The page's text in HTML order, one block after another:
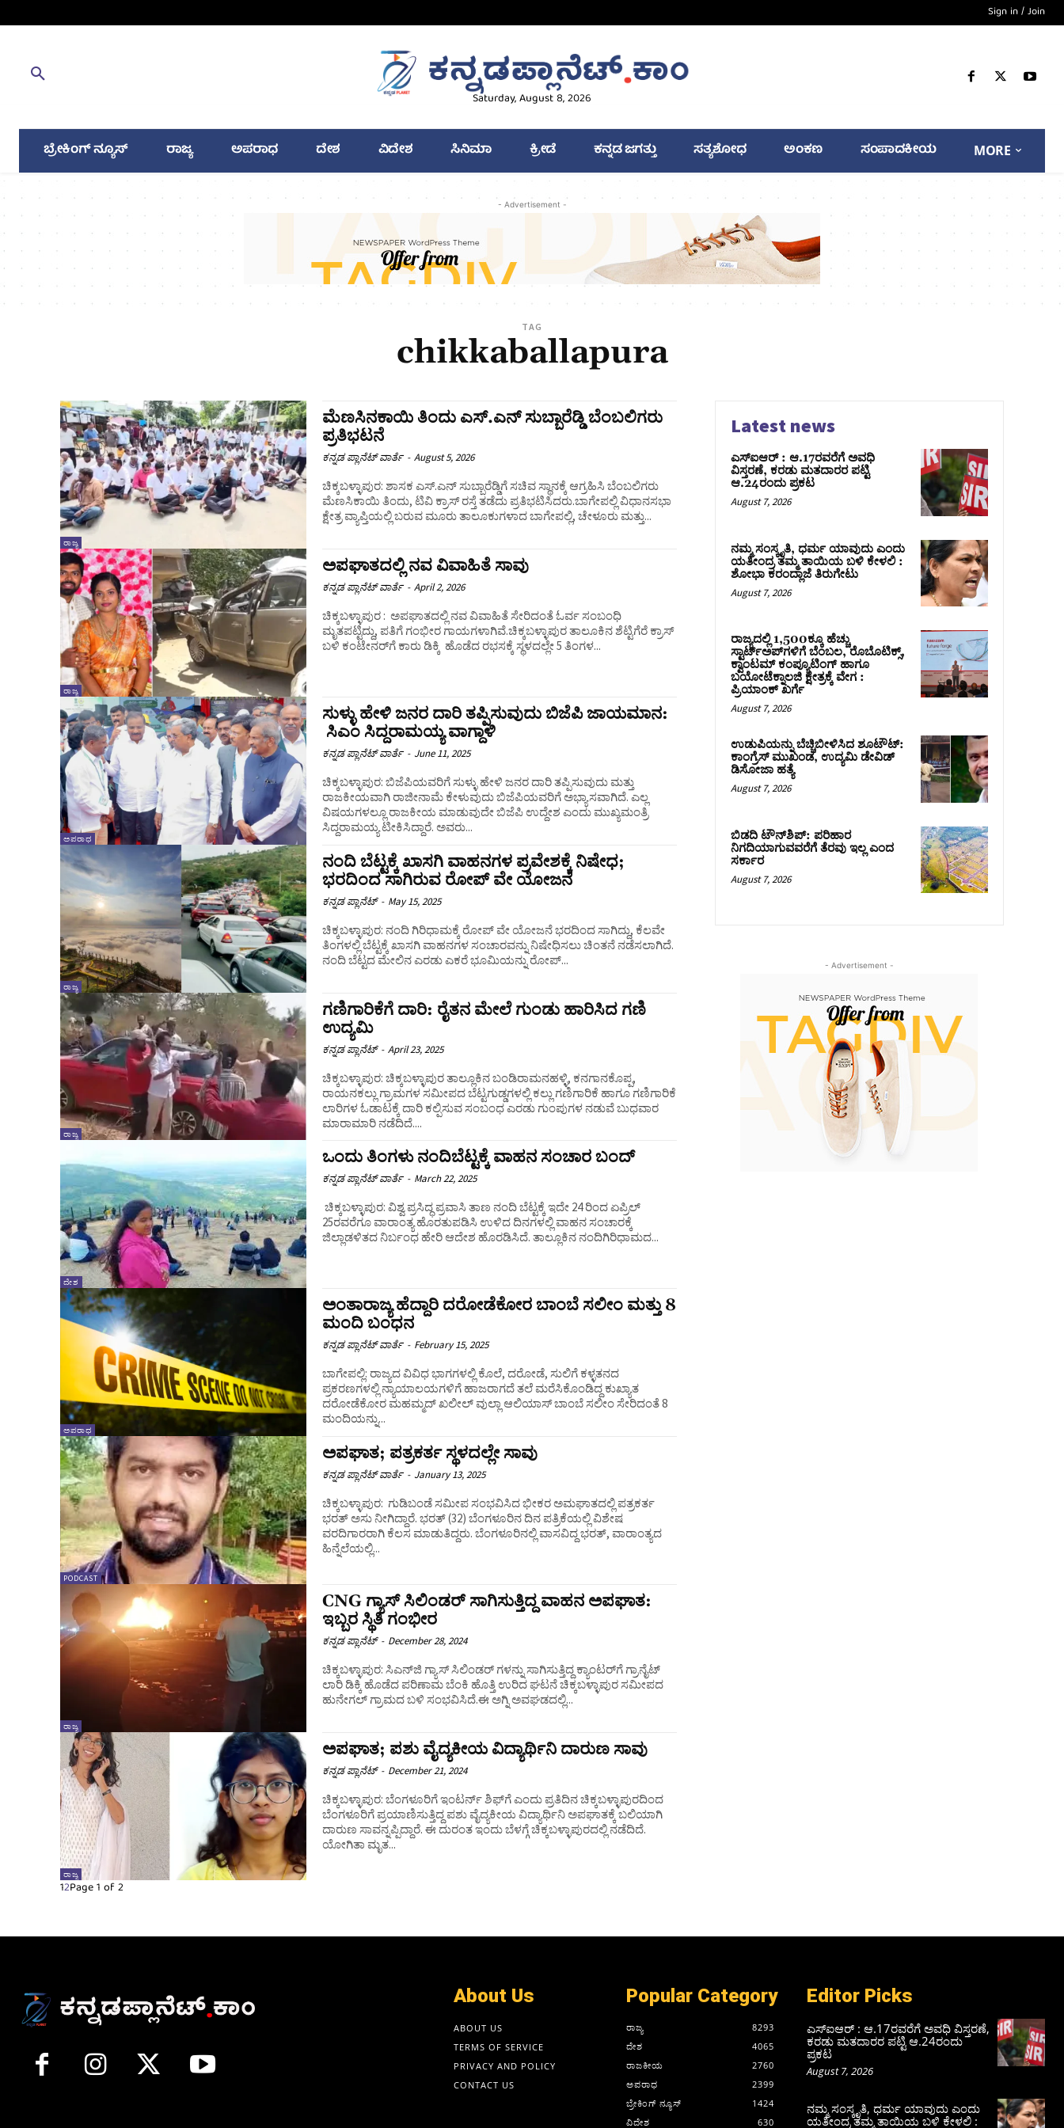
Sign in / Join
Saturday, August 8, 2026
ಬ್ರೇಕಿಂಗ್ ನ್ಯೂಸ್ ರಾಜ್ಯ ಅಪರಾಧ ದೇಶ ವಿದೇಶ ಸಿನಿಮಾ ಕ್ರೀಡೆ ಕನ್ನಡ ಜಗತ್ತು ಸತ್ಯಶೋಧ ಅಂಕಣ ಸಂಪಾದಕೀಯ MORE
- Advertisement -
TAG
chikkaballapura
ರಾಜ್ಯ
ಮೆಣಸಿನಕಾಯಿ ತಿಂದು ಎಸ್.ಎನ್ ಸುಬ್ಬಾರೆಡ್ಡಿ ಬೆಂಬಲಿಗರು
ಪ್ರತಿಭಟನೆ
ಕನ್ನಡ ಪ್ಲಾನೆಟ್ ವಾರ್ತೆ - August 5, 2026
ಚಿಕ್ಕಬಳ್ಳಾಪುರ: ಶಾಸಕ ಎಸ್.ಎನ್ ಸುಬ್ಬಾರೆಡ್ಡಿಗೆ ಸಚಿವ ಸ್ಥಾನಕ್ಕೆ ಆಗ್ರಹಿಸಿ ಬೆಂಬಲಿಗರು
ಮೆಣಸಿಕಾಯಿ ತಿಂದು, ಟಿವಿ ಕ್ರಾಸ್ ರಸ್ತೆ ತಡೆದು ಪ್ರತಿಭಟಿಸಿದರು.ಬಾಗೇಪಲ್ಲಿ ವಿಧಾನಸಭಾ
ಕ್ಷೇತ್ರ ವ್ಯಾಪ್ತಿಯಲ್ಲಿ ಬರುವ ಮೂರು ತಾಲೂಕುಗಳಾದ ಬಾಗೇಪಲ್ಲಿ, ಚೇಳೂರು ಮತ್ತು...
ರಾಜ್ಯ
ಅಪಘಾತದಲ್ಲಿ ನವ ವಿವಾಹಿತೆ ಸಾವು
ಕನ್ನಡ ಪ್ಲಾನೆಟ್ ವಾರ್ತೆ - April 2, 2026
ಚಿಕ್ಕಬಳ್ಳಾಪುರ : ಅಪಘಾತದಲ್ಲಿ ನವ ವಿವಾಹಿತೆ ಸೇರಿದಂತೆ ಓರ್ವ ಸಂಬಂಧಿ
ಮೃತಪಟ್ಟಿದ್ದು, ಪತಿಗೆ ಗಂಭೀರ ಗಾಯಗಳಾಗಿವೆ.ಚಿಕ್ಕಬಳ್ಳಾಪುರ ತಾಲೂಕಿನ ಶೆಟ್ಟಿಗೆರೆ ಕ್ರಾಸ್
ಬಳಿ ಕಂಟೇನರ್​ಗೆ ಕಾರು ಡಿಕ್ಕಿ ಹೊಡೆದ ರಭಸಕ್ಕೆ ಸ್ಥಳದಲ್ಲೇ 5 ತಿಂಗಳ...
ಅಪರಾಧ
ಸುಳ್ಳು ಹೇಳಿ ಜನರ ದಾರಿ ತಪ್ಪಿಸುವುದು ಬಿಜೆಪಿ ಜಾಯಮಾನ:
ಸಿಎಂ ಸಿದ್ದರಾಮಯ್ಯ ವಾಗ್ದಾಳಿ
ಕನ್ನಡ ಪ್ಲಾನೆಟ್ ವಾರ್ತೆ - June 11, 2025
ಚಿಕ್ಕಬಳ್ಳಾಪುರ: ಬಿಜೆಪಿಯವರಿಗೆ ಸುಳ್ಳು ಹೇಳಿ ಜನರ ದಾರಿ ತಪ್ಪಿಸುವುದು ಮತ್ತು
ರಾಜಕೀಯವಾಗಿ ರಾಜೀನಾಮೆ ಕೇಳುವುದು ಬಿಜೆಪಿಯವರಿಗೆ ಅಭ್ಯಾಸವಾಗಿದೆ. ಎಲ್ಲ
ವಿಷಯಗಳಲ್ಲೂ ರಾಜಕೀಯ ಮಾಡುವುದೇ ಬಿಜೆಪಿ ಉದ್ದೇಶ ಎಂದು ಮುಖ್ಯಮಂತ್ರಿ
ಸಿದ್ದರಾಮಯ್ಯ ಟೀಕಿಸಿದ್ದಾರೆ. ಅವರು...
ರಾಜ್ಯ
ನಂದಿ ಬೆಟ್ಟಕ್ಕೆ ಖಾಸಗಿ ವಾಹನಗಳ ಪ್ರವೇಶಕ್ಕೆ ನಿಷೇಧ;
ಭರದಿಂದ ಸಾಗಿರುವ ರೋಪ್‌ ವೇ ಯೋಜನೆ
ಕನ್ನಡ ಪ್ಲಾನೆಟ್ - May 15, 2025
ಚಿಕ್ಕಬಳ್ಳಾಪುರ: ನಂದಿ ಗಿರಿಧಾಮಕ್ಕೆ ರೋಪ್ ವೇ ಯೋಜನೆ ಭರದಿಂದ ಸಾಗಿದ್ದು, ಕೆಲವೇ
ತಿಂಗಳಲ್ಲಿ ಬೆಟ್ಟಕ್ಕೆ ಖಾಸಗಿ ವಾಹನಗಳ ಸಂಚಾರವನ್ನು ನಿಷೇಧಿಸಲು ಚಿಂತನೆ ನಡೆಸಲಾಗಿದೆ.
ನಂದಿ ಬೆಟ್ಟದ ಮೇಲಿನ ಎರಡು ಎಕರೆ ಭೂಮಿಯನ್ನು ರೋಪ್‌...
ರಾಜ್ಯ
ಗಣಿಗಾರಿಕೆಗೆ ದಾರಿ: ರೈತನ ಮೇಲೆ ಗುಂಡು ಹಾರಿಸಿದ ಗಣಿ
ಉದ್ಯಮಿ
ಕನ್ನಡ ಪ್ಲಾನೆಟ್ - April 23, 2025
ಚಿಕ್ಕಬಳ್ಳಾಪುರ: ಚಿಕ್ಕಬಳ್ಳಾಪುರ ತಾಲ್ಲೂಕಿನ ಬಂಡಿರಾಮನಹಳ್ಳಿ, ಕನಗಾನಕೊಪ್ಪ,
ರಾಯನಕಲ್ಲು ಗ್ರಾಮಗಳ ಸಮೀಪದ ಬೆಟ್ಟಗುಡ್ಡಗಳಲ್ಲಿ ಕಲ್ಲು ಗಣಿಗಾರಿಕೆ ಹಾಗೂ ಗಣಿಗಾರಿಕೆ
ಲಾರಿಗಳ ಓಡಾಟಕ್ಕೆ ದಾರಿ ಕಲ್ಪಿಸುವ ಸಂಬಂಧ ಎರಡು ಗುಂಪುಗಳ ನಡುವೆ ಬುಧವಾರ
ಮಾರಾಮಾರಿ ನಡೆದಿದೆ....
ದೇಶ
ಒಂದು ತಿಂಗಳು ನಂದಿಬೆಟ್ಟಕ್ಕೆ ವಾಹನ ಸಂಚಾರ ಬಂದ್‌
ಕನ್ನಡ ಪ್ಲಾನೆಟ್ ವಾರ್ತೆ - March 22, 2025
ಚಿಕ್ಕಬಳ್ಳಾಪುರ: ವಿಶ್ವ ಪ್ರಸಿದ್ಧ ಪ್ರವಾಸಿ ತಾಣ ನಂದಿ ಬೆಟ್ಟಕ್ಕೆ ಇದೇ 24 ರಿಂದ ಏಪ್ರಿಲ್
25ರವರೆಗೂ ವಾರಾಂತ್ಯ ಹೊರತುಪಡಿಸಿ ಉಳಿದ ದಿನಗಳಲ್ಲಿ ವಾಹನ ಸಂಚಾರಕ್ಕೆ
ಜಿಲ್ಲಾಡಳಿತದ ನಿರ್ಬಂಧ ಹೇರಿ ಆದೇಶ ಹೊರಡಿಸಿದೆ. ತಾಲ್ಲೂಕಿನ ನಂದಿಗಿರಿಧಾಮದ...
ಅಪರಾಧ
ಅಂತಾರಾಜ್ಯ ಹೆದ್ದಾರಿ ದರೋಡೆಕೋರ ಬಾಂಬೆ ಸಲೀಂ ಮತ್ತು 8
ಮಂದಿ ಬಂಧನ
ಕನ್ನಡ ಪ್ಲಾನೆಟ್ ವಾರ್ತೆ - February 15, 2025
ಬಾಗೇಪಲ್ಲಿ: ರಾಜ್ಯದ ವಿವಿಧ ಭಾಗಗಳಲ್ಲಿ ಕೊಲೆ, ದರೋಡೆ, ಸುಲಿಗೆ ಕಳ್ಳತನದ
ಪ್ರಕರಣಗಳಲ್ಲಿ ನ್ಯಾಯಾಲಯಗಳಿಗೆ ಹಾಜರಾಗದೆ ತಲೆ ಮರೆಸಿಕೊಂಡಿದ್ದ ಕುಖ್ಯಾತ
ದರೋಡೆಕೋರ ಮಹಮ್ಮದ್‌ ಖಲೀಲ್‌ ವುಲ್ಲಾ ಆಲಿಯಾಸ್‌ ಬಾಂಬೆ ಸಲೀಂ ಸೇರಿದಂತೆ 8
ಮಂದಿಯನ್ನು...
PODCAST
ಅಪಘಾತ; ಪತ್ರಕರ್ತ ಸ್ಥಳದಲ್ಲೇ ಸಾವು
ಕನ್ನಡ ಪ್ಲಾನೆಟ್ ವಾರ್ತೆ - January 13, 2025
ಚಿಕ್ಕಬಳ್ಳಾಪುರ: ಗುಡಿಬಂಡೆ ಸಮೀಪ ಸಂಭವಿಸಿದ ಭೀಕರ ಅಮಘಾತದಲ್ಲಿ ಪತ್ರಕರ್ತ
ಭರತ್‌ ಅಸು ನೀಗಿದ್ದಾರೆ. ಭರತ್ (32) ಬೆಂಗಳೂರಿನ ದಿನ ಪತ್ರಿಕೆಯಲ್ಲಿ ವಿಶೇಷ
ವರದಿಗಾರರಾಗಿ ಕೆಲಸ ಮಾಡುತಿದ್ದರು. ಬೆಂಗಳೂರಿನಲ್ಲಿ ವಾಸವಿದ್ದ ಭರತ್, ವಾರಾಂತ್ಯದ
ಹಿನ್ನೆಲೆಯಲ್ಲಿ...
ರಾಜ್ಯ
CNG ಗ್ಯಾಸ್ ಸಿಲಿಂಡರ್ ಸಾಗಿಸುತ್ತಿದ್ದ ವಾಹನ ಅಪಘಾತ:
ಇಬ್ಬರ ಸ್ಥಿತಿ ಗಂಭೀರ
ಕನ್ನಡ ಪ್ಲಾನೆಟ್ - December 28, 2024
ಚಿಕ್ಕಬಳ್ಳಾಪುರ: ಸಿಎನ್‌ಜಿ ಗ್ಯಾಸ್ ಸಿಲಿಂಡರ್ ಗಳನ್ನು ಸಾಗಿಸುತ್ತಿದ್ದ ಕ್ಯಾಂಟರ್‌ಗೆ ಗ್ರಾನೈಟ್
ಲಾರಿ ಡಿಕ್ಕಿ ಹೊಡೆದ ಪರಿಣಾಮ ಬೆಂಕಿ ಹೊತ್ತಿ ಉರಿದ ಘಟನೆ ಚಿಕ್ಕಬಳ್ಳಾಪುರ ಸಮೀಪದ
ಹುನೇಗಲ್ ಗ್ರಾಮದ ಬಳಿ ಸಂಭವಿಸಿದೆ.ಈ ಅಗ್ನಿ ಅವಘಡದಲ್ಲಿ...
ರಾಜ್ಯ
ಅಪಘಾತ; ಪಶು ವೈದ್ಯಕೀಯ ವಿದ್ಯಾರ್ಥಿನಿ ದಾರುಣ ಸಾವು
ಕನ್ನಡ ಪ್ಲಾನೆಟ್ - December 21, 2024
ಚಿಕ್ಕಬಳ್ಳಾಪುರ: ಬೆಂಗಳೂರಿಗೆ ಇಂಟರ್ನ್ ಶಿಫ್‌ಗೆ ಎಂದು ಪ್ರತಿದಿನ ಚಿಕ್ಕಬಳ್ಳಾಪುರದಿಂದ
ಬೆಂಗಳೂರಿಗೆ ಪ್ರಯಾಣಿಸುತ್ತಿದ್ದ ಪಶು ವೈದ್ಯಕೀಯ ವಿದ್ಯಾರ್ಥಿನಿ ಅಪಘಾತಕ್ಕೆ ಬಲಿಯಾಗಿ
ದಾರುಣ ಸಾವನ್ನಪ್ಪಿದ್ದಾರೆ. ಈ ದುರಂತ ಇಂದು ಬೆಳಗ್ಗೆ ಚಿಕ್ಕಬಳ್ಳಾಪುರದಲ್ಲಿ ನಡೆದಿದೆ.
ಯೋಗಿತಾ ಮೃತ...
12Page 1 of 2
Latest news
ಎಸ್‌ಐಆರ್‌ : ಆ.17ರವರೆಗೆ ಅವಧಿ
ವಿಸ್ತರಣೆ, ಕರಡು ಮತದಾರರ ಪಟ್ಟಿ
ಆ.24ರಂದು ಪ್ರಕಟ
August 7, 2026
ನಮ್ಮ ಸಂಸ್ಕೃತಿ, ಧರ್ಮ ಯಾವುದು ಎಂದು
ಯತೀಂದ್ರ ತಮ್ಮ ತಾಯಿಯ ಬಳಿ ಕೇಳಲಿ :
ಶೋಭಾ ಕರಂದ್ಲಾಜೆ ತಿರುಗೇಟು
August 7, 2026
ರಾಜ್ಯದಲ್ಲಿ 1,500ಕ್ಕೂ ಹೆಚ್ಚು
ಸ್ಟಾರ್ಟ್‌ಅಪ್‌ಗಳಿಗೆ ಬೆಂಬಲ, ರೊಬೊಟಿಕ್ಸ್,
ಕ್ವಾಂಟಮ್ ಕಂಪ್ಯೂಟಿಂಗ್ ಹಾಗೂ
ಬಯೋಟೆಕ್ನಾಲಜಿ ಕ್ಷೇತ್ರಕ್ಕೆ ವೇಗ :
ಪ್ರಿಯಾಂಕ್‌ ಖರ್ಗೆ
August 7, 2026
ಉಡುಪಿಯನ್ನು ಬೆಚ್ಚಿಬೀಳಿಸಿದ ಶೂಟೌಟ್‌:
ಕಾಂಗ್ರೆಸ್‌ ಮುಖಂಡ, ಉದ್ಯಮಿ ಡೇವಿಡ್
ಡಿಸೋಜಾ ಹತ್ಯೆ
August 7, 2026
ಬಿಡದಿ ಟೌನ್‌ಶಿಪ್‌: ಪರಿಹಾರ
ನಿಗದಿಯಾಗುವವರೆಗೆ ತೆರವು ಇಲ್ಲ ಎಂದ
ಸರ್ಕಾರ
August 7, 2026
- Advertisement -
About Us
ABOUT US
TERMS OF SERVICE
PRIVACY AND POLICY
CONTACT US
Popular Category
ರಾಜ್ಯ
8293
ದೇಶ
4065
ರಾಜಕೀಯ
2760
ಅಪರಾಧ
2399
ಬ್ರೇಕಿಂಗ್ ನ್ಯೂಸ್
1424
ವಿದೇಶ
630
Editor Picks
ಎಸ್‌ಐಆರ್‌ : ಆ.17ರವರೆಗೆ ಅವಧಿ ವಿಸ್ತರಣೆ,
ಕರಡು ಮತದಾರರ ಪಟ್ಟಿ ಆ.24ರಂದು
ಪ್ರಕಟ
August 7, 2026
ನಮ್ಮ ಸಂಸ್ಕೃತಿ, ಧರ್ಮ ಯಾವುದು ಎಂದು
ಯತೀಂದ್ರ ತಮ್ಮ ತಾಯಿಯ ಬಳಿ ಕೇಳಲಿ :